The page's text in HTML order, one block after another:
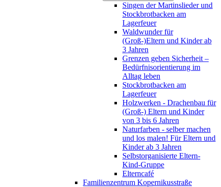
Singen der Martinslieder und
Stockbrotbacken am
Lagerfeuer
Waldwunder für
(Groß-)Eltern und Kinder ab
3 Jahren
Grenzen geben Sicherheit –
Bedürfnisorientierung im
Alltag leben
Stockbrotbacken am
Lagerfeuer
Holzwerken - Drachenbau für
(Groß-) Eltern und Kinder
von 3 bis 6 Jahren
Naturfarben - selber machen
und los malen! Für Eltern und
Kinder ab 3 Jahren
Selbstorganisierte Eltern-
Kind-Gruppe
Elterncafé
Familienzentrum Kopernikusstraße